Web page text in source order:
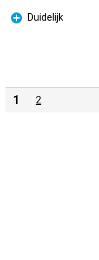
Pro
Duidelijk
1 2